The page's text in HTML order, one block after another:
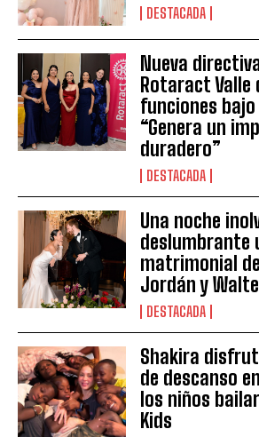
DESTACADA
Nueva
Rotaract Valle
funciones
“Genera un
duradero”
DESTACADA
Una noche
deslumbrante
matrimonial
Jordán y
DESTACADA
Shakira
de descanso
los niños
Kids